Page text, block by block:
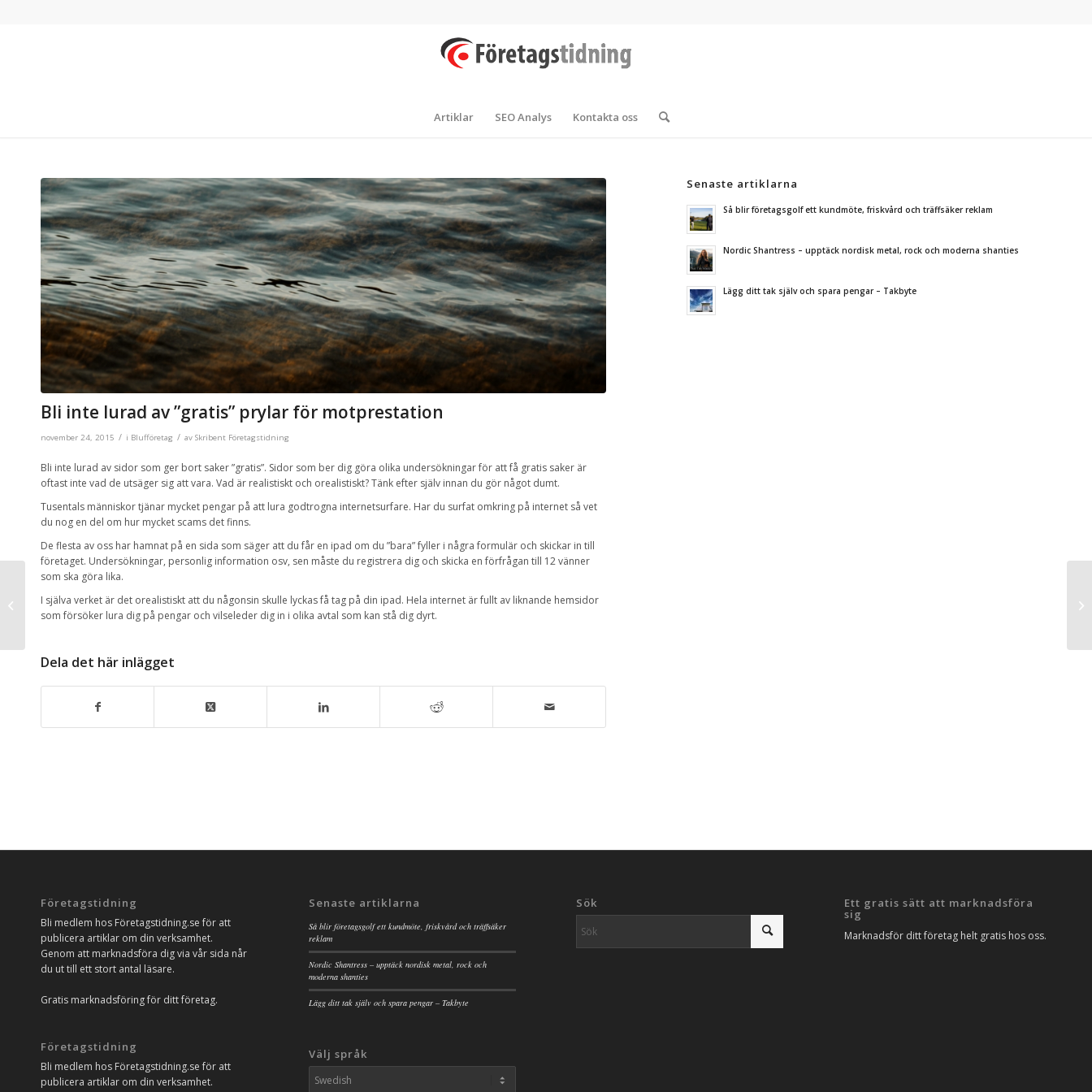
Artiklar SEO Analys Kontakta oss
Bli inte lurad av ”gratis” prylar för motprestation
november 24, 2015 / i Blufföretag / av Skribent Företagstidning
Bli inte lurad av sidor som ger bort saker ”gratis”. Sidor som ber dig göra olika undersökningar för att få gratis saker är
oftast inte vad de utsäger sig att vara. Vad är realistiskt och orealistiskt? Tänk efter själv innan du gör något dumt.
Tusentals människor tjänar mycket pengar på att lura godtrogna internetsurfare. Har du surfat omkring på internet så vet
du nog en del om hur mycket scams det finns.
De flesta av oss har hamnat på en sida som säger att du får en ipad om du ”bara” fyller i några formulär och skickar in till
företaget. Undersökningar, personlig information osv, sen måste du registrera dig och skicka en förfrågan till 12 vänner
som ska göra lika.
I själva verket är det orealistiskt att du någonsin skulle lyckas få tag på din ipad. Hela internet är fullt av liknande hemsidor
som försöker lura dig på pengar och vilseleder dig in i olika avtal som kan stå dig dyrt.
Dela det här inlägget
Senaste artiklarna
Så blir företagsgolf ett kundmöte, friskvård och träffsäker reklam
Nordic Shantress – upptäck nordisk metal, rock och moderna shanties
Lägg ditt tak själv och spara pengar – Takbyte
Företagstidning
Bli medlem hos Företagstidning.se för att
publicera artiklar om din verksamhet.
Genom att marknadsföra dig via vår sida når
du ut till ett stort antal läsare.
Gratis marknadsföring för ditt företag.
Företagstidning
Bli medlem hos Företagstidning.se för att
publicera artiklar om din verksamhet.
Senaste artiklarna
Så blir företagsgolf ett kundmöte, friskvård och träffsäker
reklam
Nordic Shantress – upptäck nordisk metal, rock och
moderna shanties
Lägg ditt tak själv och spara pengar – Takbyte
Välj språk
Sök Ett gratis sätt att marknadsföra
sig
Marknadsför ditt företag helt gratis hos oss.
Tips för att gå ner i vikt
snabbt